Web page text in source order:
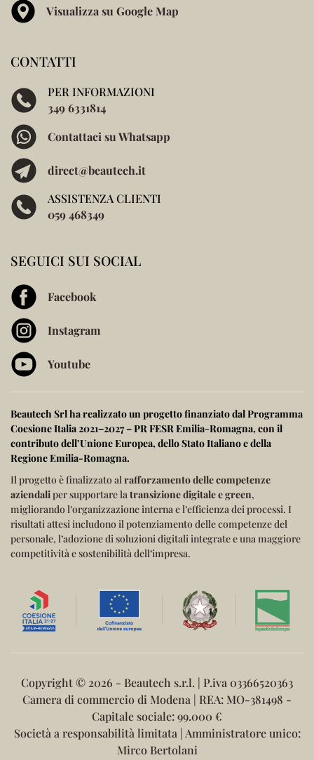
Visualizza su Google Map
CONTATTI
PER INFORMAZIONI
349 6331814
Contattaci su Whatsapp
direct@beautech.it
ASSISTENZA CLIENTI
059 468349
SEGUICI SUI SOCIAL
Facebook
Instagram
Youtube
Beautech Srl ha realizzato un progetto finanziato dalProgramma
Coesione Italia 2021–2027 – PR FESR Emilia-Romagna, con il
contributo dell’Unione Europea, delloStato Italianoe della
Regione Emilia-Romagna.
Il progetto è finalizzato alrafforzamento delle competenze
aziendaliper supportare latransizione digitale e green,
migliorando l’organizzazione interna e l’efficienza dei processi. I
risultati attesi includono il potenziamento delle competenze del
personale, l’adozione di soluzioni digitali integrate e una maggiore
competitività e sostenibilità dell’impresa.
Copyright © 2026 - Beautech s.r.l. | P.iva 03366520363
Camera di commercio di Modena | REA: MO-381498 -
Capitale sociale: 99.000 €
Società a responsabilità limitata | Amministratore unico:
Mirco Bertolani